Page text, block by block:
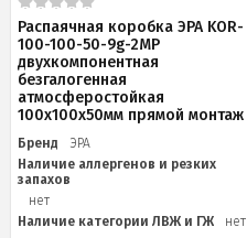
Распаячная коробка ЭРА KOR-
100-100-50-9g-2MP
двухкомпонентная
безгалогенная
атмосферостойкая
100х100х50мм прямой монтаж
Бренд
ЭРА
Наличие аллергенов и резких
запахов
нет
Наличие категории ЛВЖ и ГЖ
нет